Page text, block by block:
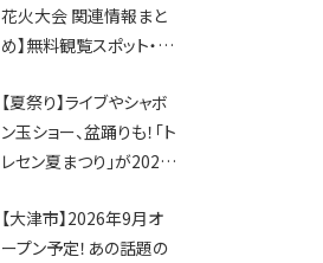
登場！何度も入園できる
フリーパスも販売★
花火大会 関連情報まと
め】無料観覧スポット・同
ップ・交通規制に近隣施
設の駐車場情報なども
要チェック★
【夏祭り】ライブやシャボ
ン玉ショー、盆踊りも！「ト
レセン夏まつり」が2026
【大津市】2026年9月オ
ープン予定！あの話題の